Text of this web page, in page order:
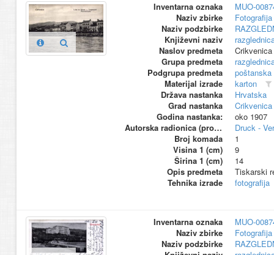
Inventarna oznaka
MUO-
Naziv zbirke
Naziv podzbirke
Književni naziv
Naslov predmeta
Grupa predmeta
Podgrupa predmeta
poštanska
Materijal izrade
karton
Država nastanka
Hrvatska
Grad nastanka
Crikvenica
Godina nastanka:
oko 1907
Autorska radionica (proizvođač)
Druck -
Broj komada
1
Visina 1 (cm)
9
Širina 1 (cm)
14
Opis predmeta
Tiskarski
Tehnika izrade
fotografija
Inventarna oznaka
MUO-
Naziv zbirke
Naziv podzbirke